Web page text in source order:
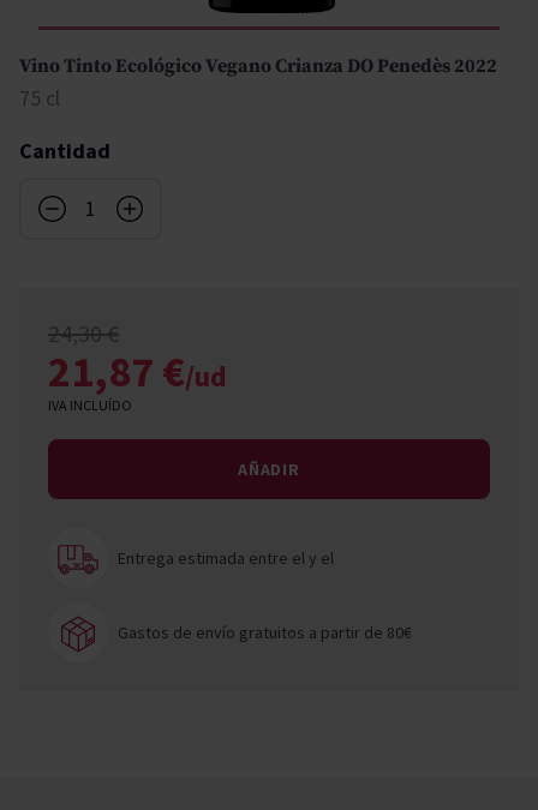
Vino Tinto Ecológico Vegano Crianza DO Penedès 2022
75 cl
Cantidad
24,30 €
21,87 €/ud
IVA INCLUÍDO
AÑADIR
Entrega estimada entre ely el
Gastos de envío gratuitos a partir de 80€